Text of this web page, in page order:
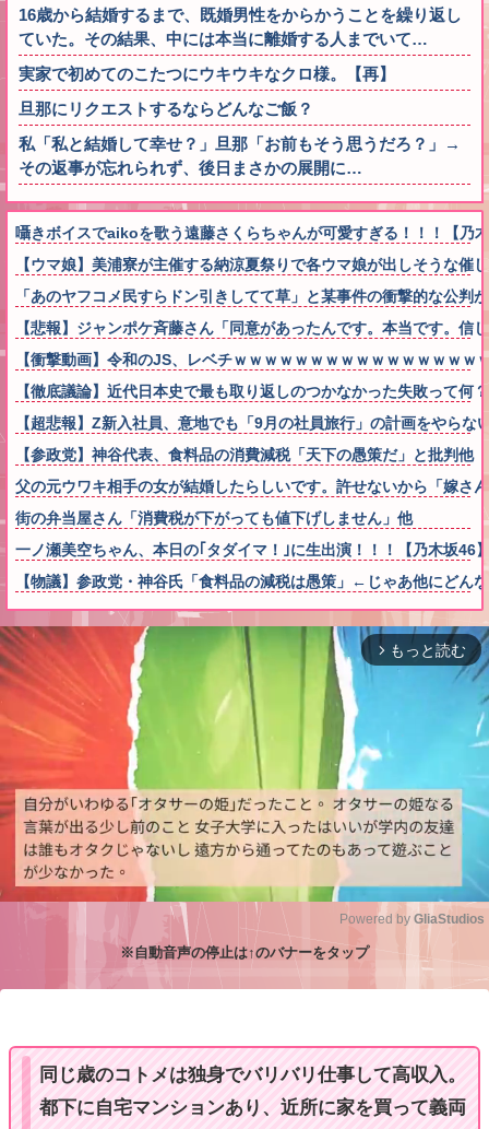
16歳から結婚するまで、既婚男性をからかうことを繰り返し
ていた。その結果、中には本当に離婚する人までいて…
実家で初めてのこたつにウキウキなクロ様。【再】
旦那にリクエストするならどんなご飯？
私「私と結婚して幸せ？」旦那「お前もそう思うだろ？」→
その返事が忘れられず、後日まさかの展開に…
囁きボイスでaikoを歌う遠藤さくらちゃんが可愛すぎる！！！【乃
【ウマ娘】美浦寮が主催する納涼夏祭りで各ウマ娘が出しそうな催
「あのヤフコメ民すらドン引きしてて草」と某事件の衝撃的な公
【悲報】ジャンポケ斉藤さん「同意があったんです。本当です。
【衝撃動画】令和のJS、レベチｗｗｗｗｗｗｗｗｗｗｗｗｗｗｗｗ
【徹底議論】近代日本史で最も取り返しのつかなかった失敗って何
【超悲報】Z新入社員、意地でも「9月の社員旅行」の計画をやらな
【参政党】神谷代表、食料品の消費減税「天下の愚策だ」と批判他
父の元ウワキ相手の女が結婚したらしいです。許せないから「嫁
街の弁当屋さん「消費税が下がっても値下げしません」他
一ノ瀬美空ちゃん、本日の｢タダイマ！｣に生出演！！！【乃木坂46
【物議】参政党・神谷氏「食料品の減税は愚策」←じゃあ他にどん
arrow_forward_ios もっと読む
Powered by GliaStudios
※自動音声の停止は↑のバナーをタップ
同じ歳のコトメは独身でバリバリ仕事して高収入。
都下に自宅マンションあり、近所に家を買って義両